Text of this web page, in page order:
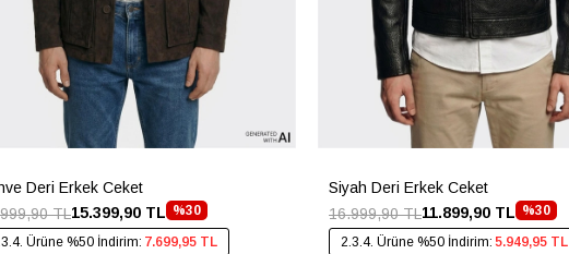
Deri Erkek Ceket
%30
15.399,90 TL
TL
Ürüne %50 İndirim: 7.699,95 TL
Siyah Deri Erkek Ceket
%30
11.899,90 TL
16.999,90 TL
2.3.4. Ürüne %50 İndirim: 5.949,95 TL